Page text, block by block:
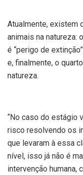
Atualmente, existem
animais na natureza:
é “perigo de
e, finalmente, o
natureza.
“No caso do estágio
risco resolvendo os
que levaram à essa
nível, isso já não é
intervenção humana,